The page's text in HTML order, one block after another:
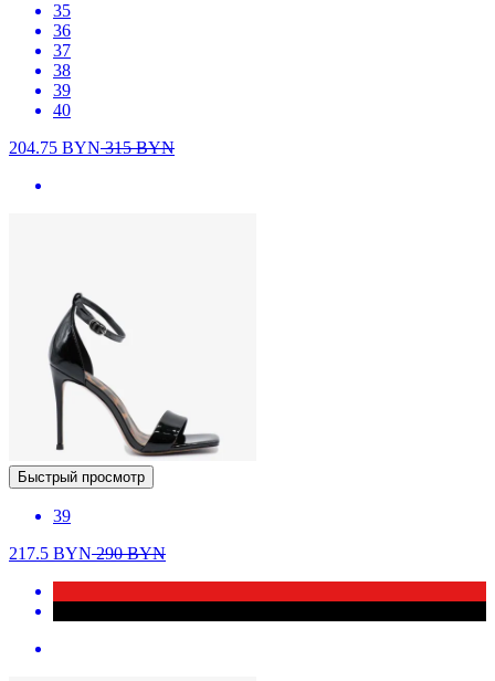
35
36
37
38
39
40
204.75 BYN315BYN
Быстрый просмотр
39
217.5 BYN290BYN